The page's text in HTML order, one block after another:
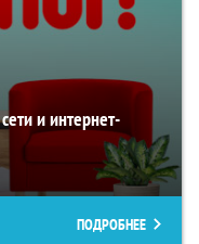
и интернет-
ПОДРОБНЕЕ